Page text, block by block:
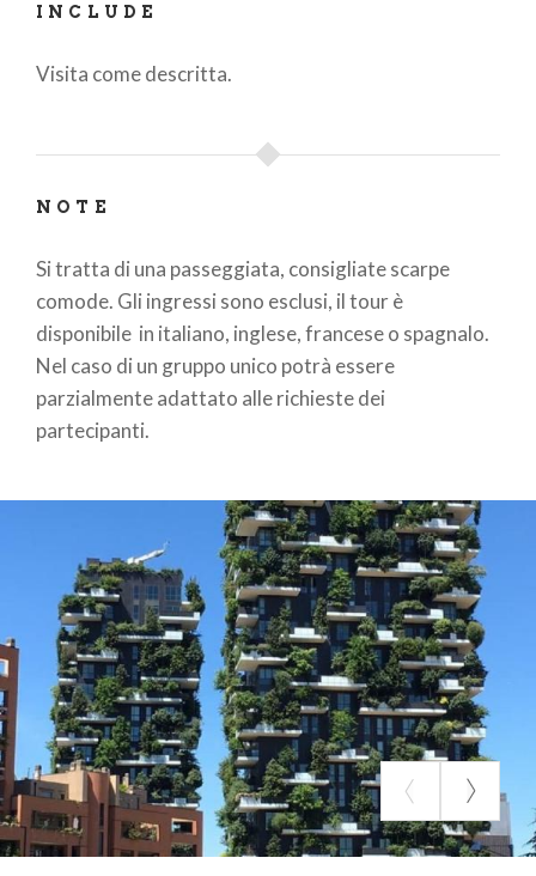
INCLUDE
Visita come descritta.
NOTE
Si tratta di una passeggiata, consigliate scarpe
comode. Gli ingressi sono esclusi, il tour è
disponibile in italiano, inglese, francese o spagnalo.
Nel caso di un gruppo unico potrà essere
parzialmente adattato alle richieste dei
partecipanti.